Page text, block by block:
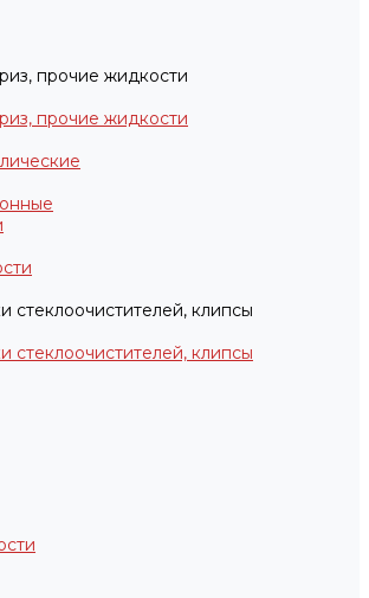
прочие жидкости
прочие жидкости
стеклоочистителей, клипсы
стеклоочистителей, клипсы